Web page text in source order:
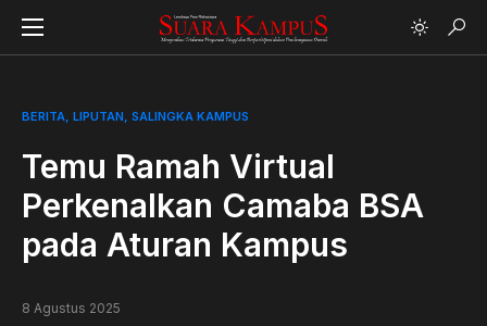
BERITA LIPUTAN SALINGKA KAMPUS
Temu Ramah Virtual
Perkenalkan Camaba BSA
pada Aturan Kampus
8 Agustus 2025